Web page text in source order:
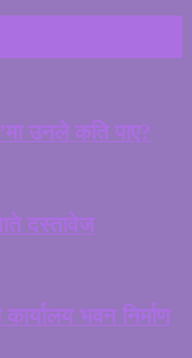
उनले कति पाए?
दस्तावेज
भवन निर्माण